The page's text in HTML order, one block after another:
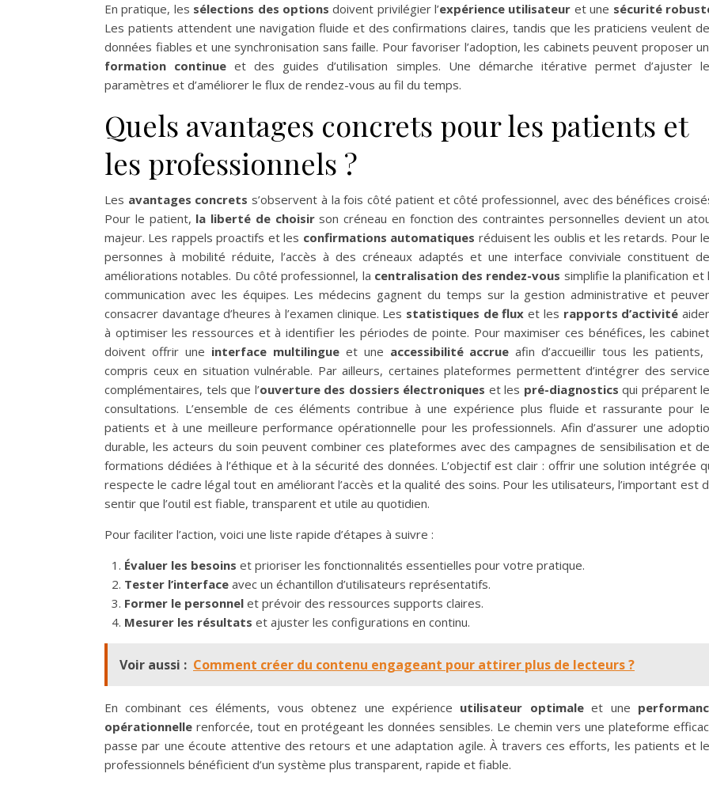
En pratique, les sélections des options doivent privilégier l’expérience utilisateur et une sécurité
Les patients attendent une navigation fluide et des confirmations claires, tandis que les praticiens veulent
données fiables et une synchronisation sans faille. Pour favoriser l’adoption, les cabinets peuvent proposer
formation continue et des guides d’utilisation simples. Une démarche itérative permet d’ajuster
paramètres et d’améliorer le flux de rendez-vous au fil du temps.
Quels avantages concrets pour les patients et
les professionnels ?
Les avantages concrets s’observent à la fois côté patient et côté professionnel, avec des bénéfices
Pour le patient, la liberté de choisirson créneau en fonction des contraintes personnelles devient un
majeur. Les rappels proactifs et les confirmations automatiques réduisent les oublis et les retards. Pour
personnes à mobilité réduite, l’accès à des créneaux adaptés et une interface conviviale constituent
améliorations notables. Du côté professionnel, la centralisation des rendez-vous simplifie la planification et
communication avec les équipes. Les médecins gagnent du temps sur la gestion administrative et
consacrer davantage d’heures à l’examen clinique. Les statistiques de flux et les rapports d’activité
à optimiser les ressources et à identifier les périodes de pointe. Pour maximiser ces bénéfices, les
doivent offrir une interface multilingueet une accessibilité accrue afin d’accueillir tous les patients,
compris ceux en situation vulnérable. Par ailleurs, certaines plateformes permettent d’intégrer des
complémentaires, tels que l’ouverture des dossiers électroniques et les pré-diagnostics qui préparent
consultations. L’ensemble de ces éléments contribue à une expérience plus fluide et rassurante pour
patients et à une meilleure performance opérationnelle pour les professionnels. Afin d’assurer une
durable, les acteurs du soin peuvent combiner ces plateformes avec des campagnes de sensibilisation et
formations dédiées à l’éthique et à la sécurité des données. L’objectif est clair : offrir une solution intégrée
respecte le cadre légal tout en améliorant l’accès et la qualité des soins. Pour les utilisateurs, l’important est
sentir que l’outil est fiable, transparent et utile au quotidien.
Pour faciliter l’action, voici une liste rapide d’étapes à suivre :
Évaluer les besoins et prioriser les fonctionnalités essentielles pour votre pratique.
Tester l’interface avec un échantillon d’utilisateurs représentatifs.
Former le personnel et prévoir des ressources supports claires.
Mesurer les résultats et ajuster les configurations en continu.
Voir aussi : Comment créer du contenu engageant pour attirer plus de lecteurs ?
En combinant ces éléments, vous obtenez une expérience utilisateur optimaleet une
opérationnelle renforcée, tout en protégeant les données sensibles. Le chemin vers une plateforme
passe par une écoute attentive des retours et une adaptation agile. À travers ces efforts, les patients et
professionnels bénéficient d’un système plus transparent, rapide et fiable.